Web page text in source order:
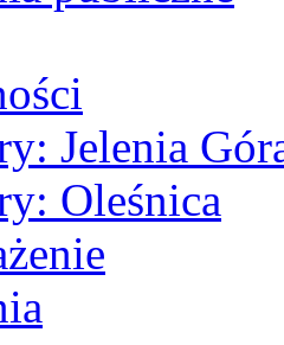
Jelenia
Oleśnica